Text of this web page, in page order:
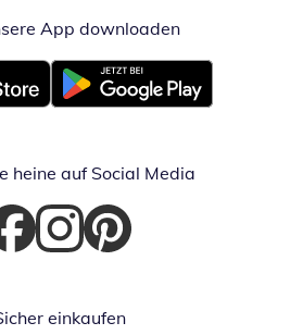
App downloadenÖffnet in
Fenster
Öffnet in neuem Fenster
heine auf Social Media
in neuem Fenster
Öffnet in neuem Fenster
Öffnet in neuem Fenster
einkaufen